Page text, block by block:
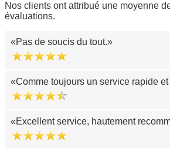
Nos clients ont attribué une moyenne
évaluations.
Pas de soucis du tout.
Comme toujours un service rapide et
Excellent service, hautement